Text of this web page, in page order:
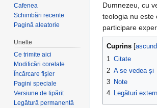
Dumnezeu, cu
teologia nu este
participare
Cuprins
1 Citate
2 A se vedea și
3 Note
4 Legături
Cafenea
Schimbări recente
Pagină aleatorie
Unelte
Ce trimite aici
Modificări corelate
Încărcare fișier
Pagini speciale
Versiune de tipărit
Legătură permanentă